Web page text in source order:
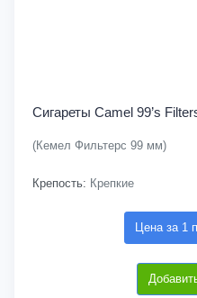
Сигареты Camel 99’s
(Кемел Фильтерс 99 мм)
Крепость: Крепкие
Цена за 1